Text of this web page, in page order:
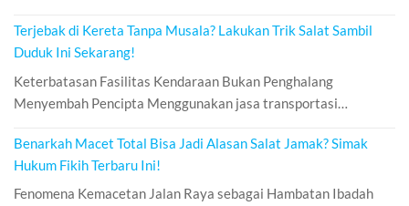
Terjebak di Kereta Tanpa Musala? Lakukan Trik Salat Sambil
Duduk Ini Sekarang!
Keterbatasan Fasilitas Kendaraan Bukan Penghalang
Menyembah Pencipta Menggunakan jasa transportasi…
Benarkah Macet Total Bisa Jadi Alasan Salat Jamak? Simak
Hukum Fikih Terbaru Ini!
Fenomena Kemacetan Jalan Raya sebagai Hambatan Ibadah